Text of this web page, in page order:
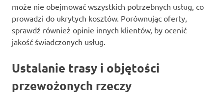
może nie obejmować wszystkich potrzebnych usług, co
prowadzi do ukrytych kosztów. Porównując oferty,
sprawdź również opinie innych klientów, by ocenić
jakość świadczonych usług.
Ustalanie trasy i objętości
przewożonych rzeczy